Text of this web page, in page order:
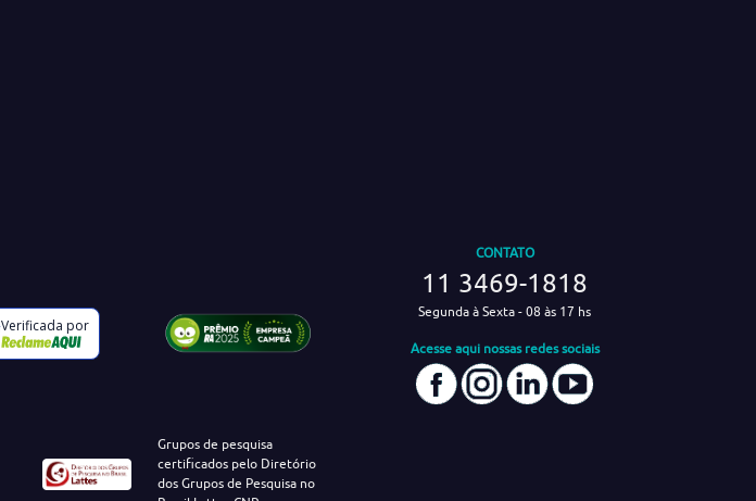
Verificada por
CONTATO
11 3469-1818
Segunda à Sexta - 08 às 17 hs
Acesse aqui nossas redes sociais
Grupos de pesquisa
certificados pelo Diretório
dos Grupos de Pesquisa no